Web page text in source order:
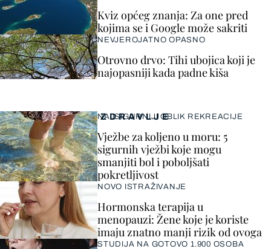
ZDRAVLJE
NAJSIGURNIJI OBLIK REKREACIJE
Vježbe za koljeno u moru: 5
sigurnih vježbi koje mogu
smanjiti bol i poboljšati
pokretljivost
NOVO ISTRAŽIVANJE
Hormonska terapija u
menopauzi: Žene koje je koriste
imaju znatno manji rizik od ovoga
STUDIJA NA GOTOVO 1.900 OSOBA
Kviz općeg znanja: Za one pred
kojima se i Google može sakriti
NEVJEROJATNO OPASNO
Otrovno drvo: Tihi ubojica koji je
najopasniji kada padne kiša